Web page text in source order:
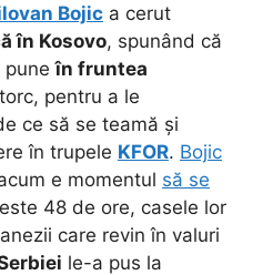
Bojic a cerut
în Kosovo, spunând că
puneîn fruntea
pentru a le
ce să se teamă și
în trupele KFOR. Bojic
e momentul să se
48 de ore, casele lor
care revin în valuri
le-a pus la